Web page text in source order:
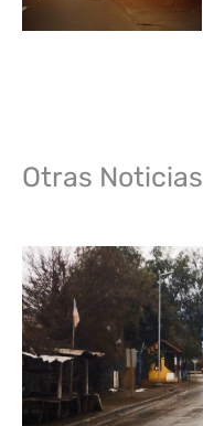
Otras Noticias